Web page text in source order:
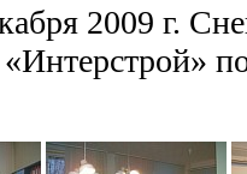
2009 г.